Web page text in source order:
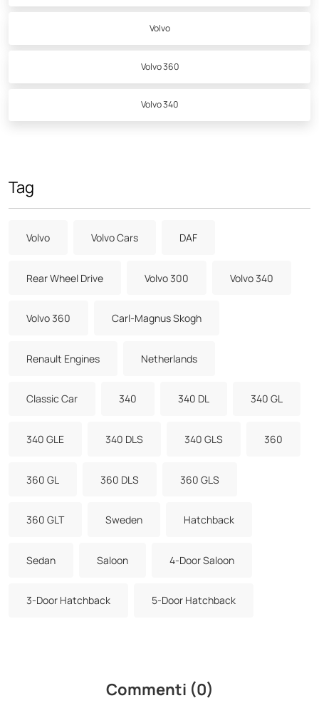
Volvo
Volvo 360
Volvo 340
Tag
Volvo Volvo Cars DAF
Rear Wheel Drive Volvo 300 Volvo 340
Volvo 360 Carl-Magnus Skogh
Renault Engines Netherlands
Classic Car 340 340 DL 340 GL
340 GLE 340 DLS 340 GLS 360
360 GL 360 DLS 360 GLS
360 GLT Sweden Hatchback
Sedan Saloon 4-Door Saloon
3-Door Hatchback 5-Door Hatchback
Commenti (0)